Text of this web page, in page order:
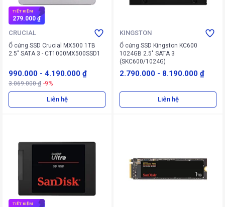
TIẾT KIỆM
279.000 ₫
CRUCIAL
Ổ cứng SSD Crucial MX500 1TB
2.5" SATA 3 - CT1000MX500SSD1
990.000 - 4.190.000 ₫
3.069.000 ₫ -9%
Liên hệ
KINGSTON
Ổ cứng SSD Kingston KC600
1024GB 2.5" SATA 3
(SKC600/1024G)
2.790.000 - 8.190.000 ₫
Liên hệ
TIẾT KIỆM